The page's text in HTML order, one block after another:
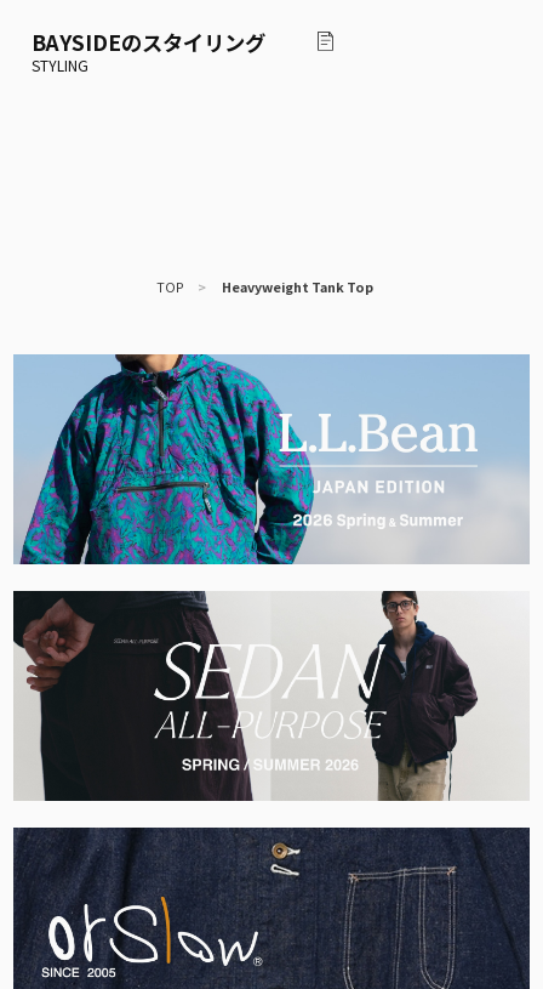
BAYSIDEのスタイリング
TOP > Heavyweight Tank Top